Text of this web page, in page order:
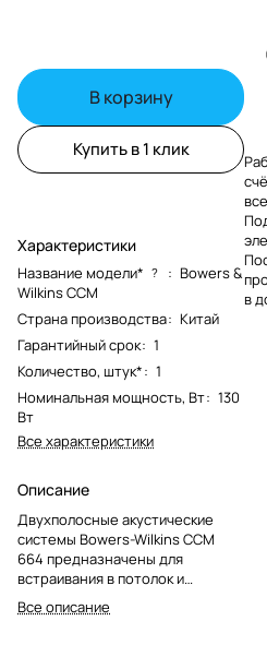
В корзину
Купить в 1 клик
Характеристики
Название модели* ? : Bowers &
Wilkins CCM
Страна производства: Китай
Гарантийный срок: 1
Количество, штук*: 1
Номинальная мощность, Вт: 130
Вт
Все характеристики
Описание
Двухполосные акустические
системы Bowers-Wilkins CCM
664 предназначены для
встраивания в потолок и
комплектуются квадратной и
круглой защитными сетками. Это
Все описание
в